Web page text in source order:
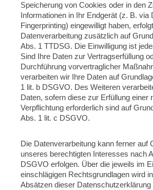
Speicherung von Cookies oder in den
Informationen in Ihr Endgerät (z. B. via
Fingerprinting) eingewilligt haben,
Datenverarbeitung zusätzlich auf
Abs. 1 TTDSG. Die Einwilligung ist
Sind Ihre Daten zur Vertragserfüllung
Durchführung vorvertraglicher
verarbeiten wir Ihre Daten auf
1 lit. b DSGVO. Des Weiteren
Daten, sofern diese zur Erfüllung einer
Verpflichtung erforderlich sind auf
Abs. 1 lit. c DSGVO.
Die Datenverarbeitung kann ferner auf
unseres berechtigten Interesses nach
DSGVO erfolgen. Über die jeweils im
einschlägigen Rechtsgrundlagen wird
Absätzen dieser Datenschutzerklärung